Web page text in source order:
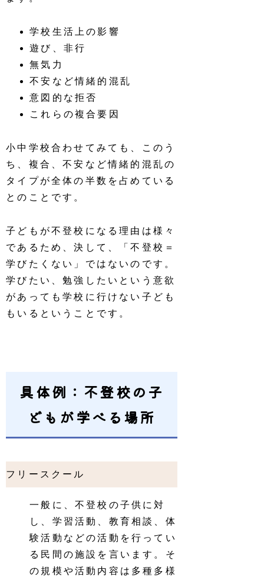
学校生活上の影響
遊び、非行
無気力
不安など情緒的混乱
意図的な拒否
これらの複合要因
小中学校合わせてみても、このう
ち、複合、不安など情緒的混乱の
タイプが全体の半数を占めている
とのことです。
子どもが不登校になる理由は様々
であるため、決して、「不登校＝
学びたくない」ではないのです。
学びたい、勉強したいという意欲
があっても学校に行けない子ども
もいるということです。
具体例：不登校の子
どもが学べる場所
フリースクール
一般に、不登校の子供に対
し、学習活動、教育相談、体
験活動などの活動を行ってい
る民間の施設を言います。そ
の規模や活動内容は多種多様